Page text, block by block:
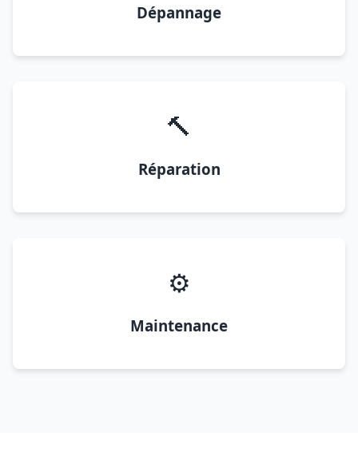
Dépannage
🔨
Réparation
⚙️
Maintenance